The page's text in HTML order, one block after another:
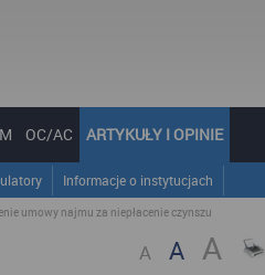
OC/AC ARTYKUŁY I OPINIE
Informacje o instytucjach
umowy najmu za niepłacenie czynszu
A A A